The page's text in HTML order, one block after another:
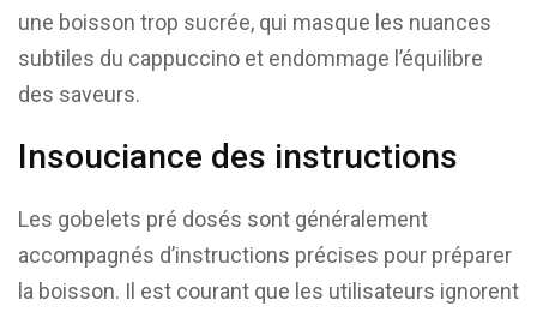
une boisson trop sucrée, qui masque les nuances
subtiles du cappuccino et endommage l’équilibre
des saveurs.
Insouciance des instructions
Les gobelets pré dosés sont généralement
accompagnés d’instructions précises pour préparer
la boisson. Il est courant que les utilisateurs ignorent